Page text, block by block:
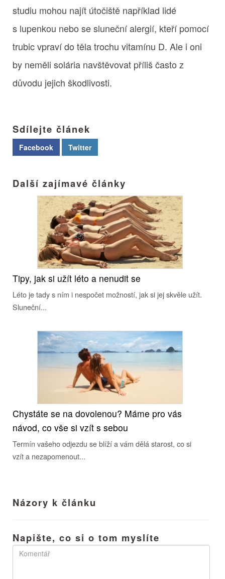
studiu mohou najít útočiště například lidé
s lupenkou nebo se sluneční alergií, kteří pomocí
trubic vpraví do těla trochu vitamínu D. Ale i oni
by neměli solária navštěvovat příliš často z
důvodu jejich škodlivosti.
Sdílejte článek
Facebook Twitter
Další zajímavé články
Tipy, jak si užít léto a nenudit se
Léto je tady s ním i nespočet možností, jak si jej skvěle užít.
Sluneční...
Chystáte se na dovolenou? Máme pro vás
návod, co vše si vzít s sebou
Termín vašeho odjezdu se blíží a vám dělá starost, co si
vzít a nezapomenout...
Názory k článku
Napište, co si o tom myslíte